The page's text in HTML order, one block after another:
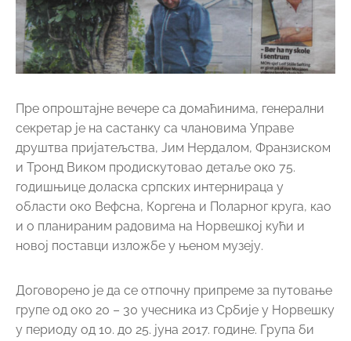
и о планираним радовима на Норвешкој кући и
новој поставци изложбе у њеном музеју.
Договорено је да се отпочну припреме за путовање
у периоду од 10. до 25. јуна 2017. године. Група би
поред чланова Норвешког друштва из огранака из
Србије, са собом повела и неколико стручних
каменорезаца који би са својим колегама из
Норвешке очистили споменике и обновили натписе
на обележјима у области Тронделаг и Нордланд
(Трондхајм, Ерландет, Левангер, Фалстадска шума,
Мушјен, Сандесјоен, Корген, Поларни круг, Фауске,
такође учествовала и на централном догађају 23.
јуна 2017. године у Коргену. Припреме норвешке
стране за ову годишњицу већ су почеле, разматрају